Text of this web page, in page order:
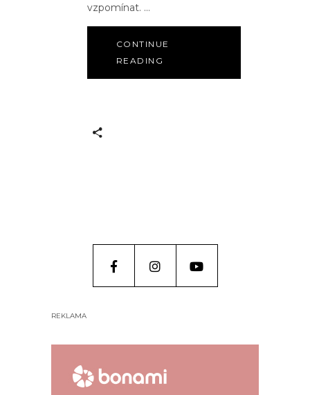
vzpomínat.
CONTINUE
READING
REKLAMA